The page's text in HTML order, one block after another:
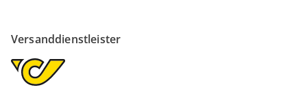
Versanddienstleister